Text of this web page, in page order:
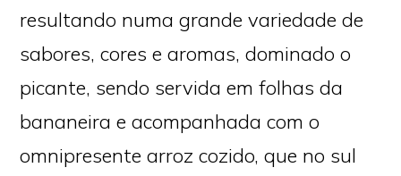
resultando numa grande variedade de
sabores, cores e aromas, dominado o
picante, sendo servida em folhas da
bananeira e acompanhada com o
omnipresente arroz cozido, que no sul